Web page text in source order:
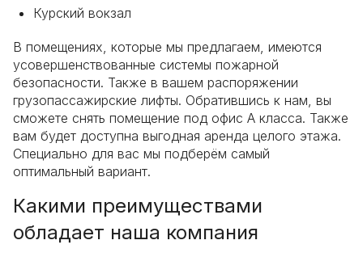
Курский вокзал
В помещениях, которые мы предлагаем, имеются
усовершенствованные системы пожарной
безопасности. Также в вашем распоряжении
грузопассажирские лифты. Обратившись к нам, вы
сможете снять помещение под офис А класса. Также
вам будет доступна выгодная аренда целого этажа.
Специально для вас мы подберём самый
оптимальный вариант.
Какими преимуществами
обладает наша компания